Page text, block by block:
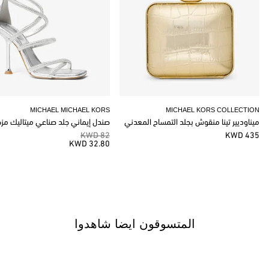
MICHAEL MICHAEL KORS
صندل إيماني جلد صناعي ميتاليك
82 KWD
32.80 KWD
MICHAEL KORS COLLECTION
ميناوديير تينا منقوش بجلد التمساح المعدني
435 KWD
المتسوقون ايضا شاهدوا